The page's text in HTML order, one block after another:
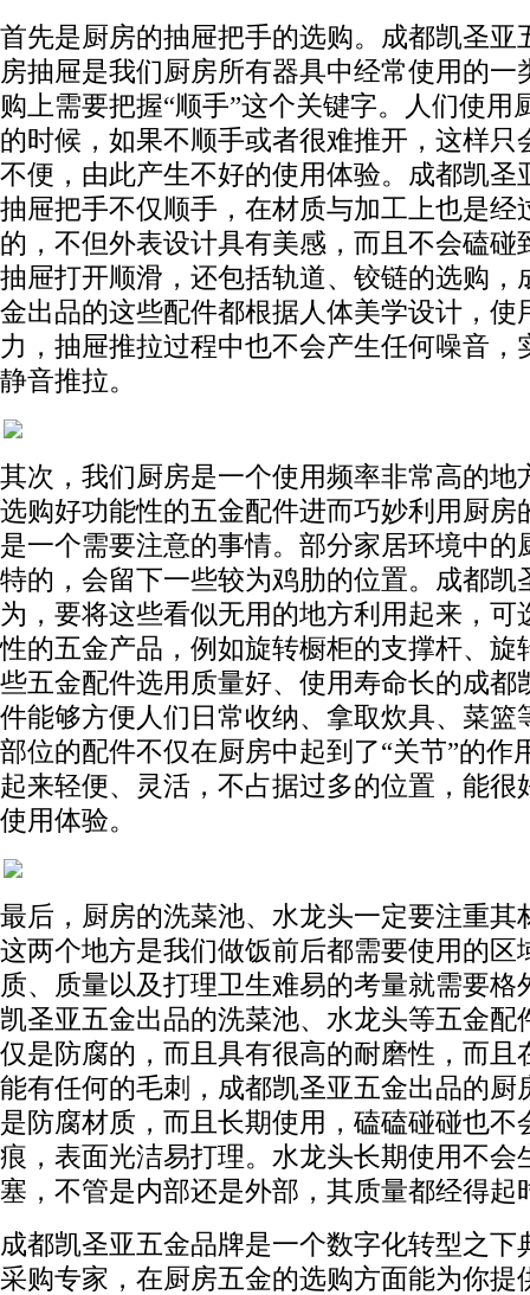
首先是厨房的抽屉把手的选购。成都凯圣亚
房抽屉是我们厨房所有器具中经常使用的一
购上需要把握“顺手”这个关键字。人们使用
的时候，如果不顺手或者很难推开，这样只
不便，由此产生不好的使用体验。成都凯圣
抽屉把手不仅顺手，在材质与加工上也是经
的，不但外表设计具有美感，而且不会磕碰
抽屉打开顺滑，还包括轨道、铰链的选购，
金出品的这些配件都根据人体美学设计，使
力，抽屉推拉过程中也不会产生任何噪音，
静音推拉。
其次，我们厨房是一个使用频率非常高的地
选购好功能性的五金配件进而巧妙利用厨房
是一个需要注意的事情。部分家居环境中的
特的，会留下一些较为鸡肋的位置。成都凯
为，要将这些看似无用的地方利用起来，可
性的五金产品，例如旋转橱柜的支撑杆、旋
些五金配件选用质量好、使用寿命长的成都
件能够方便人们日常收纳、拿取炊具、菜篮
部位的配件不仅在厨房中起到了“关节”的作
起来轻便、灵活，不占据过多的位置，能很
使用体验。
最后，厨房的洗菜池、水龙头一定要注重其
这两个地方是我们做饭前后都需要使用的区
质、质量以及打理卫生难易的考量就需要格
凯圣亚五金出品的洗菜池、水龙头等五金配
仅是防腐的，而且具有很高的耐磨性，而且
能有任何的毛刺，成都凯圣亚五金出品的厨
是防腐材质，而且长期使用，磕磕碰碰也不
痕，表面光洁易打理。水龙头长期使用不会
塞，不管是内部还是外部，其质量都经得起
成都凯圣亚五金品牌是一个数字化转型之下
采购专家，在厨房五金的选购方面能为你提